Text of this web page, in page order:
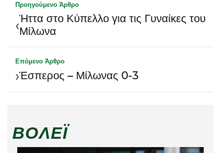
Προηγούμενο Άρθρο
‹Ήττα στο Κύπελλο για τις Γυναίκες του
Μίλωνα
Επόμενο Άρθρο
›Έσπερος – Μίλωνας 0-3
ΒΌΛΕΪ